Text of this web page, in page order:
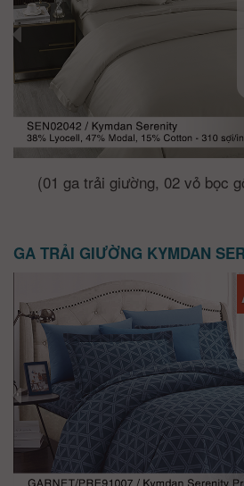
(01 ga trải giường, 02 vỏ bọc
GA TRẢI GIƯỜNG KYMDAN